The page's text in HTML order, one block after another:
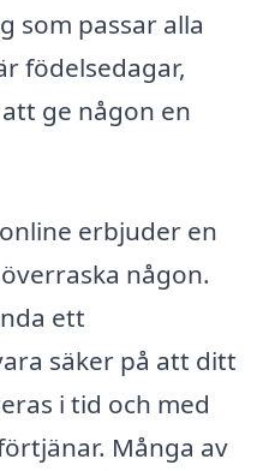
som passar alla
födelsedagar,
ge någon en
erbjuder en
någon.
ett
säker på att ditt
i tid och med
Många av